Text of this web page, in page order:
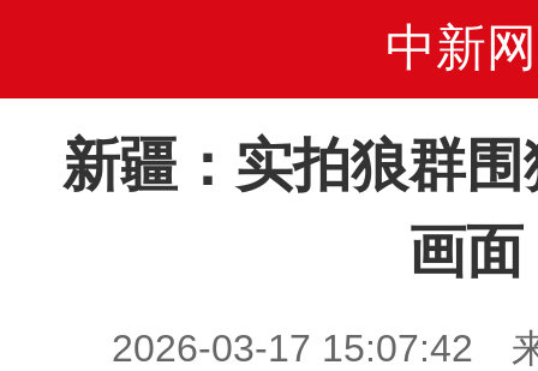
中新网
新疆：实拍狼群
画面
2026-03-17 15:07:42